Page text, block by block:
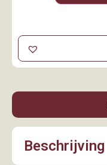
Beschrijving